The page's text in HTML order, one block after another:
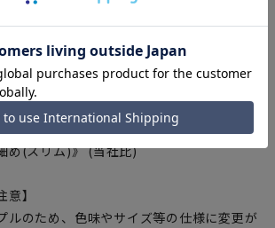
テリアルリサイクルにより、ペットボトル
います。当製品は裏地の糸の一部に
用しています。
め(スリム)》 (当社比)
意】
のため、色味やサイズ等の仕様に変更が